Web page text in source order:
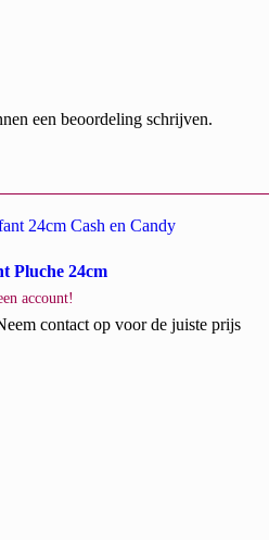
een beoordeling schrijven.
Pluche 24cm
account!
contact op voor de juiste prijs